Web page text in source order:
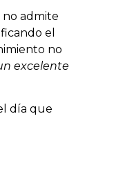
no admite
el
no
excelente
día que